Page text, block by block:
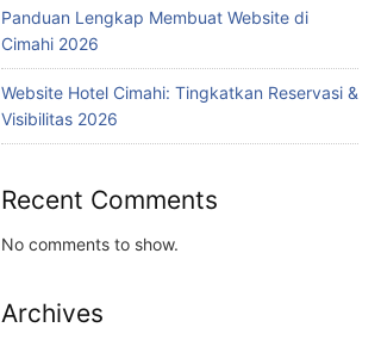
Panduan Lengkap Membuat Website di
Cimahi 2026
Website Hotel Cimahi: Tingkatkan Reservasi &
Visibilitas 2026
Recent Comments
No comments to show.
Archives